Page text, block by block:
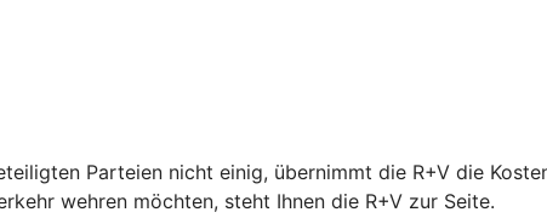
Parteien nicht einig, übernimmt die R+V die
wehren möchten, steht Ihnen die R+V zur Seite.